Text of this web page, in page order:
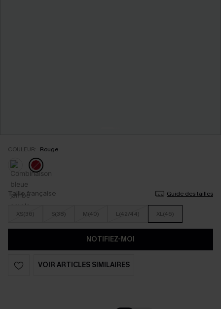
COULEUR: Rouge
Taille française Guide des tailles
XS(36) S(38) M(40) L(42/44) XL(46)
NOTIFIEZ-MOI
VOIR ARTICLES SIMILAIRES